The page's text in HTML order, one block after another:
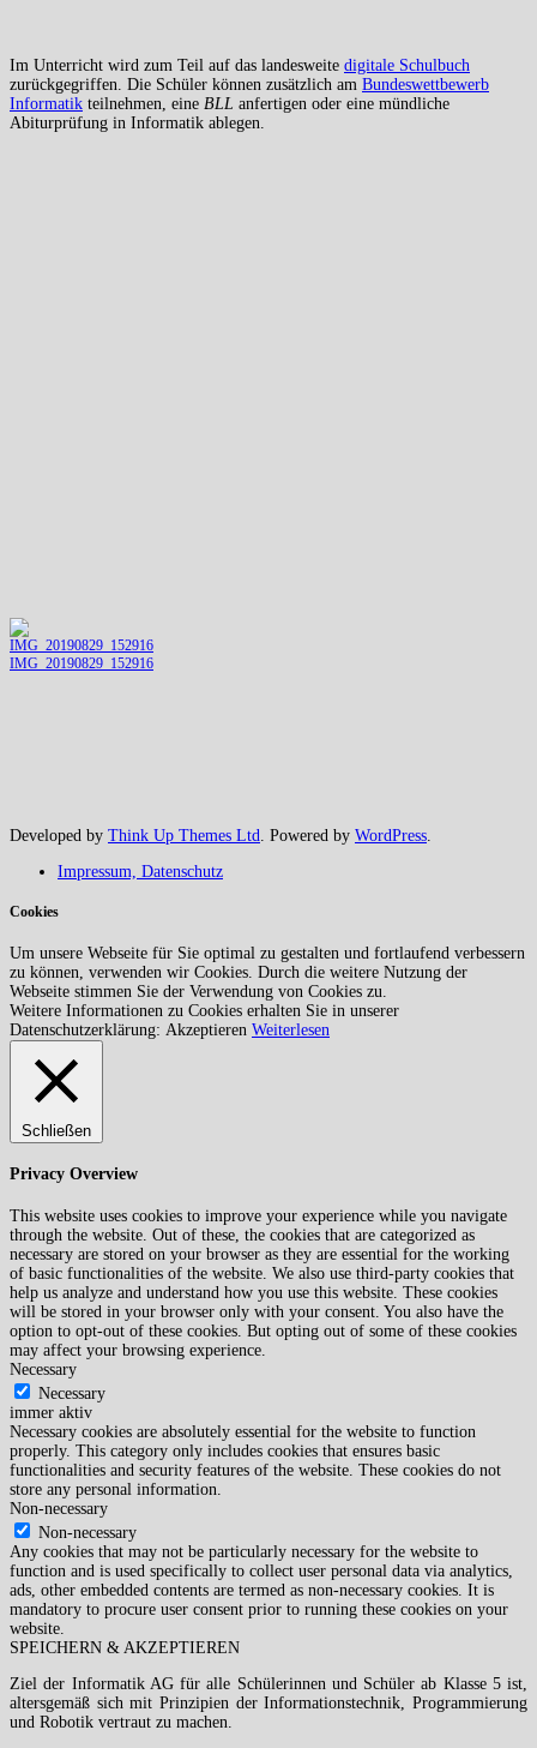
Im Unterricht wird zum Teil auf das landesweite digitale Schulbuch
zurückgegriffen. Die Schüler können zusätzlich am Bundeswettbewerb
Informatik teilnehmen, eine BLL anfertigen oder eine mündliche
Abiturprüfung in Informatik ablegen.
IMG_20190829_152916
Developed by Think Up Themes Ltd. Powered by WordPress.
Impressum, Datenschutz
Cookies
Um unsere Webseite für Sie optimal zu gestalten und fortlaufend verbessern
zu können, verwenden wir Cookies. Durch die weitere Nutzung der
Webseite stimmen Sie der Verwendung von Cookies zu.
Weitere Informationen zu Cookies erhalten Sie in unserer
Datenschutzerklärung: Akzeptieren Weiterlesen
Schließen
Privacy Overview
This website uses cookies to improve your experience while you navigate
through the website. Out of these, the cookies that are categorized as
necessary are stored on your browser as they are essential for the working
of basic functionalities of the website. We also use third-party cookies that
help us analyze and understand how you use this website. These cookies
will be stored in your browser only with your consent. You also have the
option to opt-out of these cookies. But opting out of some of these cookies
may affect your browsing experience.
Necessary
Necessary
immer aktiv
Necessary cookies are absolutely essential for the website to function
properly. This category only includes cookies that ensures basic
functionalities and security features of the website. These cookies do not
store any personal information.
Non-necessary
Non-necessary
Any cookies that may not be particularly necessary for the website to
function and is used specifically to collect user personal data via analytics,
ads, other embedded contents are termed as non-necessary cookies. It is
mandatory to procure user consent prior to running these cookies on your
website.
SPEICHERN & AKZEPTIEREN
Ziel der Informatik AG für alle Schülerinnen und Schüler ab Klasse 5 ist,
altersgemäß sich mit Prinzipien der Informationstechnik, Programmierung
und Robotik vertraut zu machen.